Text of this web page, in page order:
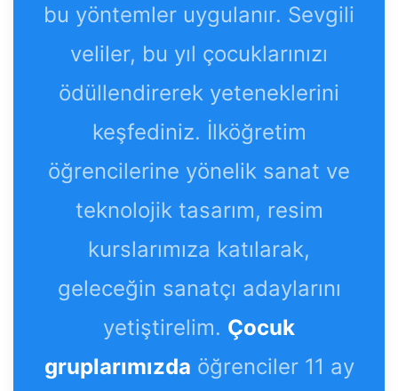
bu yöntemler uygulanır. Sevgili
veliler, bu yıl çocuklarınızı
ödüllendirerek yeteneklerini
keşfediniz. İlköğretim
öğrencilerine yönelik sanat ve
teknolojik tasarım, resim
kurslarımıza katılarak,
geleceğin sanatçı adaylarını
yetiştirelim. Çocuk
gruplarımızda öğrenciler 11 ay